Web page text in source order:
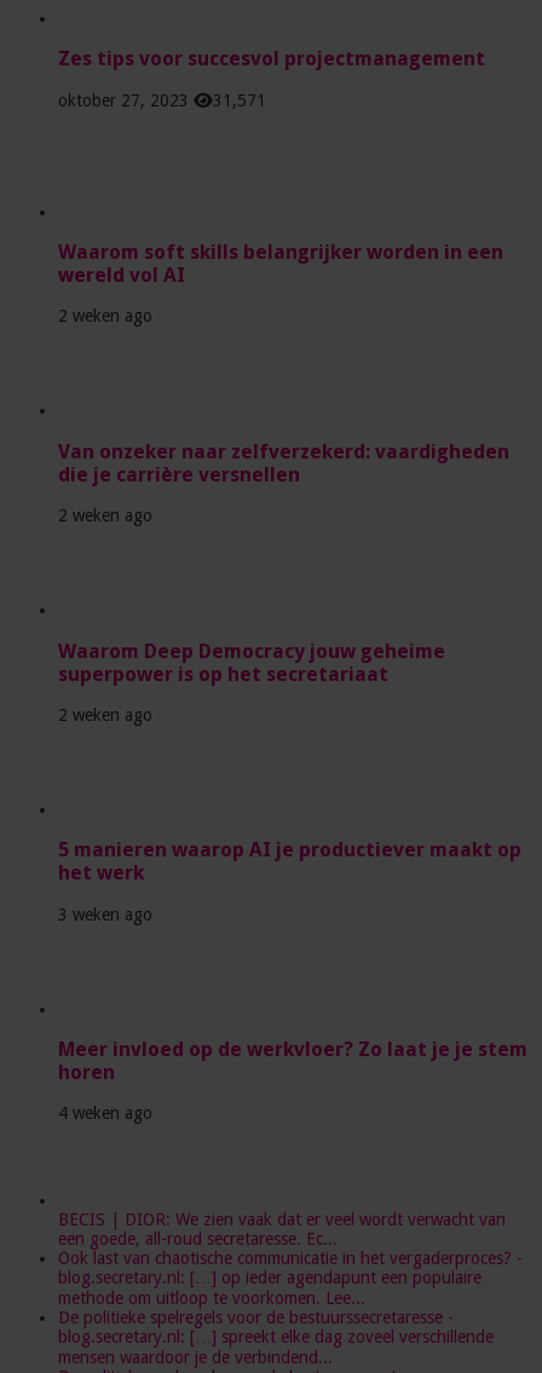
Zes tips voor succesvol projectmanagement
oktober 27, 2023 31,571
Waarom soft skills belangrijker worden in een
wereld vol AI
2 weken ago
Van onzeker naar zelfverzekerd: vaardigheden
die je carrière versnellen
2 weken ago
Waarom Deep Democracy jouw geheime
superpower is op het secretariaat
2 weken ago
5 manieren waarop AI je productiever maakt op
het werk
3 weken ago
Meer invloed op de werkvloer? Zo laat je je stem
horen
4 weken ago
BECIS | DIOR: We zien vaak dat er veel wordt verwacht van
een goede, all-roud secretaresse. Ec...
Ook last van chaotische communicatie in het vergaderproces? -
blog.secretary.nl: […] op ieder agendapunt een populaire
methode om uitloop te voorkomen. Lee...
De politieke spelregels voor de bestuurssecretaresse -
blog.secretary.nl: […] spreekt elke dag zoveel verschillende
mensen waardoor je de verbindend...